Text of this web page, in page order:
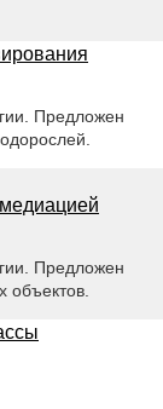
Предложен
Предложен
объектов.